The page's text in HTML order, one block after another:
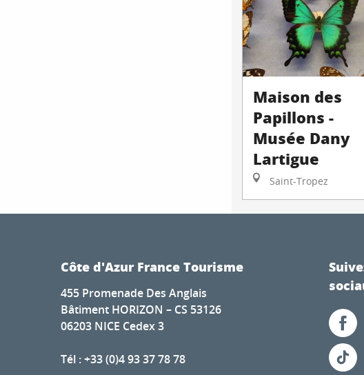
Maison des
Papillons -
Musée Dany
Lartigue
Saint-Tropez
Côte d'Azur France Tourisme
455 Promenade Des Anglais
Bâtiment HORIZON – CS 53126
06203 NICE Cedex 3
Tél : +33 (0)4 93 37 78 78